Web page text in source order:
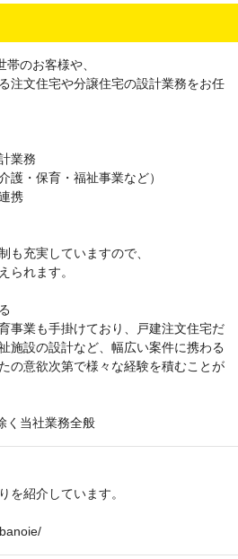
のお客様や、
注文住宅や分譲住宅の設計業務をお任
業務
護・保育・福祉事業など）
携
も充実していますので、
られます。
事業も手掛けており、戸建注文住宅だ
施設の設計など、幅広い案件に携わる
の意欲次第で様々な経験を積むことが
く当社業務全般
を紹介しています。